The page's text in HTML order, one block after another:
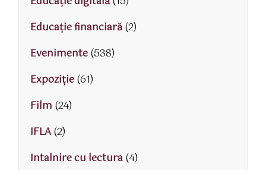
Educaţie financiară(2)
Evenimente(538)
Expoziție(61)
Film (24)
IFLA(2)
Intalnire cu lectura(4)